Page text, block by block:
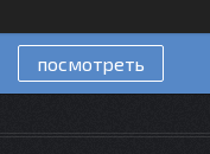
посмотреть